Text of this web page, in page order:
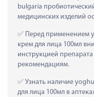
bulgaria
медицинских изделий
Перед применением
крем для лица 100мл
инструкцией
рекомендациям.
Узнать наличие
для лица 100мл в